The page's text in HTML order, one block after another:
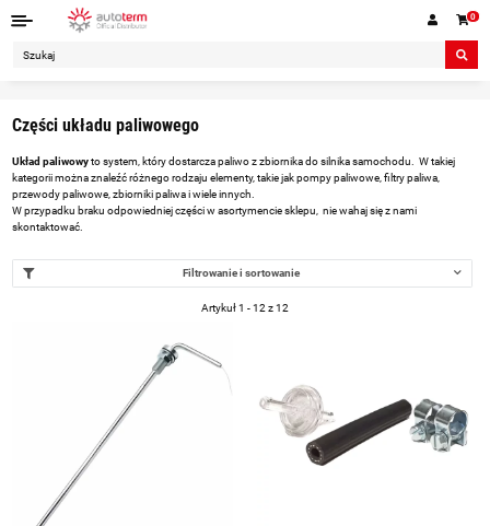
0
Części układu paliwowego
Układ paliwowyto system, który dostarcza paliwo z zbiornika do silnika samochodu. W takiej
kategorii można znaleźć różnego rodzaju elementy, takie jak pompy paliwowe, filtry paliwa,
przewody paliwowe, zbiorniki paliwa i wiele innych.
W przypadku braku odpowiedniej części w asortymencie sklepu, nie wahaj się z nami
skontaktować.
Filtrowanie i sortowanie
Artykuł 1 - 12 z 12